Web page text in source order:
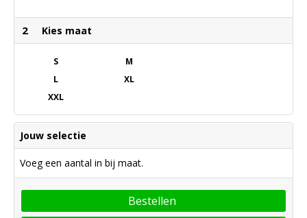
2 Kies maat
S
M
L
XL
XXL
Jouw selectie
Voeg een aantal in bij maat.
Bestellen